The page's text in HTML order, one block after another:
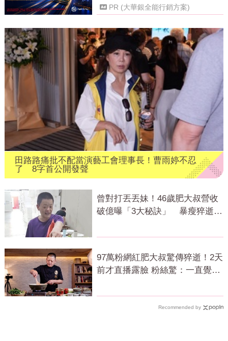
PR (大華銀全能行銷方案)
田路路痛批不配當演藝工會理事長！曹雨婷不忍
了 8字首公開發聲
曾對打丟丟妹！46歲肥大叔營收
破億曝「3大秘訣」 暴瘦猝逝震
97萬粉網紅肥大叔驚傳猝逝！2天
前才直播露臉 粉絲驚：一直覺得
Recommended by